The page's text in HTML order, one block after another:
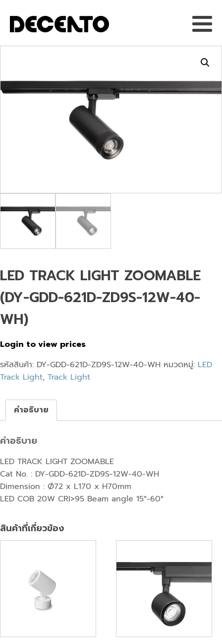
LED TRACK LIGHT ZOOMABLE
(DY-GDD-621D-ZD9S-12W-40-
WH)
Login to view prices
รหัสสินค้า: DY-GDD-621D-ZD9S-12W-40-WH หมวดหมู่: LED
Track Light, Track Light
คำอธิบาย
คำอธิบาย
LED TRACK LIGHT ZOOMABLE
Cat No. : DY-GDD-621D-ZD9S-12W-40-WH
Dimension : Ø72 x L170 x H70mm
LED COB 20W CRI>95 Beam angle 15°-60°
สินค้าที่เกี่ยวข้อง